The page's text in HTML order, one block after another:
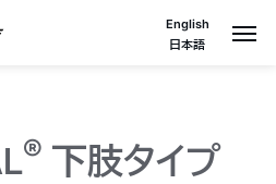
English
日本語
® 下肢タイプ